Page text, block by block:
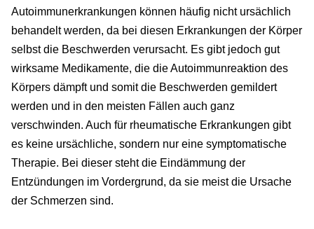
Autoimmunerkrankungen können häufig nicht ursächlich
behandelt werden, da bei diesen Erkrankungen der Körper
selbst die Beschwerden verursacht. Es gibt jedoch gut
wirksame Medikamente, die die Autoimmunreaktion des
Körpers dämpft und somit die Beschwerden gemildert
werden und in den meisten Fällen auch ganz
verschwinden. Auch für rheumatische Erkrankungen gibt
es keine ursächliche, sondern nur eine symptomatische
Therapie. Bei dieser steht die Eindämmung der
Entzündungen im Vordergrund, da sie meist die Ursache
der Schmerzen sind.